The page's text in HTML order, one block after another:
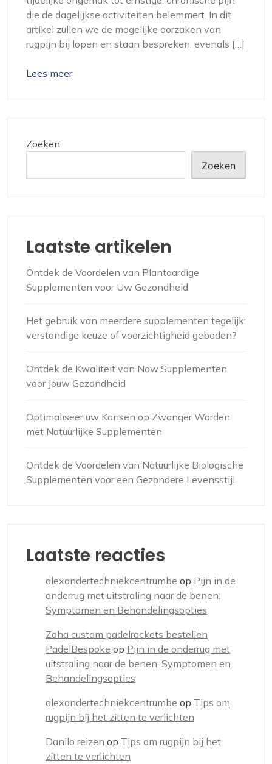
die de dagelijkse activiteiten belemmert. In dit
artikel zullen we de mogelijke oorzaken van
rugpijn bij lopen en staan bespreken, evenals […]
Lees meer
Zoeken
Zoeken
Laatste artikelen
Ontdek de Voordelen van Plantaardige
Supplementen voor Uw Gezondheid
Het gebruik van meerdere supplementen tegelijk:
verstandige keuze of voorzichtigheid geboden?
Ontdek de Kwaliteit van Now Supplementen
voor Jouw Gezondheid
Optimaliseer uw Kansen op Zwanger Worden
met Natuurlijke Supplementen
Ontdek de Voordelen van Natuurlijke Biologische
Supplementen voor een Gezondere Levensstijl
Laatste reacties
alexandertechniekcentrumbe op Pijn in de
onderrug met uitstraling naar de benen:
Symptomen en Behandelingsopties
Zoha custom padelrackets bestellen
PadelBespoke op Pijn in de onderrug met
uitstraling naar de benen: Symptomen en
Behandelingsopties
alexandertechniekcentrumbe op Tips om
rugpijn bij het zitten te verlichten
Danilo reizen op Tips om rugpijn bij het
zitten te verlichten